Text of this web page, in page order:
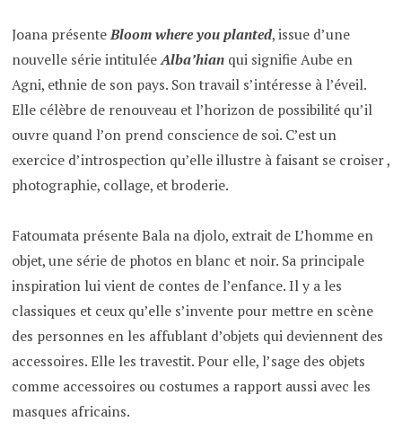
Joana présenteBloom where you planted, issue d’une
nouvelle série intituléeAlba’hian qui signifie Aube en
Agni, ethnie de son pays. Son travail s’intéresse à l’éveil.
Elle célèbre de renouveau et l’horizon de possibilité qu’il
ouvre quand l’on prend conscience de soi. C’est un
exercice d’introspection qu’elle illustre à faisant se croiser ,
photographie, collage, et broderie.
Fatoumata présente Bala na djolo, extrait de L’homme en
objet, une série de photos en blanc et noir. Sa principale
inspiration lui vient de contes de l’enfance. Il y a les
classiques et ceux qu’elle s’invente pour mettre en scène
des personnes en les affublant d’objets qui deviennent des
accessoires. Elle les travestit. Pour elle, l’sage des objets
comme accessoires ou costumes a rapport aussi avec les
masques africains.